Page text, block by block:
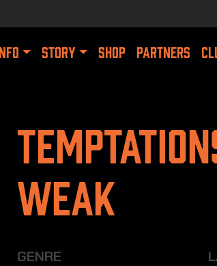
INFO STORY SHOP PARTNERS
Weak
GENRE